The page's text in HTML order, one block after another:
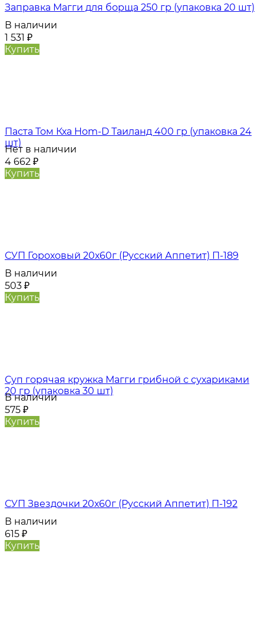
Заправка Магги для борща 250 гр (упаковка 20 шт)
В наличии
1 531 ₽
Купить
Паста Том Кха Hom-D Таиланд 400 гр (упаковка 24
шт)
Нет в наличии
4 662 ₽
Купить
СУП Гороховый 20х60г (Русский Аппетит) П-189
В наличии
503 ₽
Купить
Суп горячая кружка Магги грибной с сухариками
20 гр (упаковка 30 шт)
В наличии
575 ₽
Купить
СУП Звездочки 20х60г (Русский Аппетит) П-192
В наличии
615 ₽
Купить